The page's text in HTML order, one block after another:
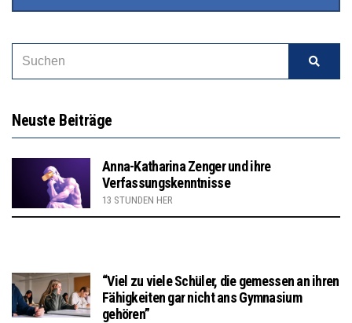
Neuste Beiträge
Anna-Katharina Zenger und ihre
Verfassungskenntnisse
13 STUNDEN HER
“Viel zu viele Schüler, die gemessen an ihren
Fähigkeiten gar nicht ans Gymnasium
gehören”